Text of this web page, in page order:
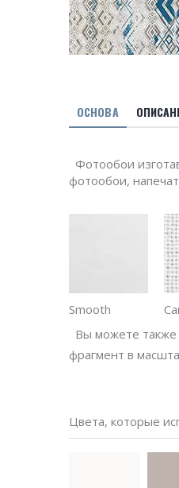
ОСНОВА
Фотообои
фотообои,
Smooth
Вы можете также
фрагмент в
Цвета, которые